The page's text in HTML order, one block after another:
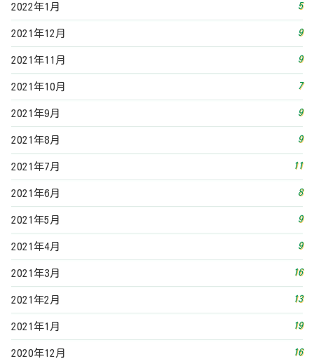
2022年1月 5
2021年12月 9
2021年11月 9
2021年10月 7
2021年9月 9
2021年8月 9
2021年7月 11
2021年6月 8
2021年5月 9
2021年4月 9
2021年3月 16
2021年2月 13
2021年1月 19
2020年12月 16